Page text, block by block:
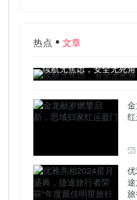
热点 文章
续航无焦虑，安全无死